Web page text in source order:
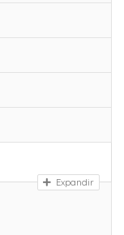
Expandir